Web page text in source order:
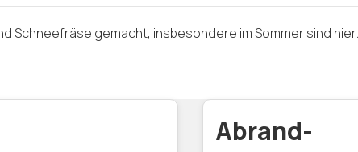
Schneefräse gemacht, insbesondere im Sommer sind
Abrand-